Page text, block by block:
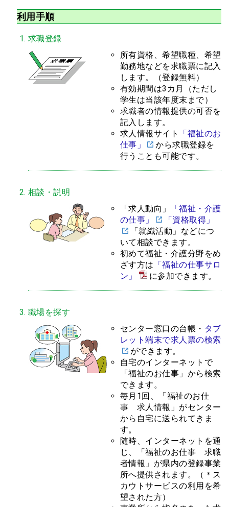
利用手順
求職登録
所有資格、希望職種、希望
勤務地などを求職票に記入
します。（登録無料）
有効期間は3カ月（ただし
学生は当該年度末まで）
求職者の情報提供の可否を
記入します。
求人情報サイト
「福祉のお
仕事」
から求職登録を
行うことも可能です。
相談・説明
「求人動向」
「福祉・介護
の仕事」
「資格取得」
「就織活動」などにつ
いて相談できます。
初めて福祉・介護分野をめ
ざす方は 「福祉の仕事サロ
ン」
に参加できます。
職場を探す
センター窓口の台帳・ タブ
レット端末で求人票の検索
ができます。
自宅のインターネットで
「福祉のお仕事」から検索
できます。
毎月1回、「福祉のお仕
事 求人情報」がセンター
から自宅に送られてきま
す。
随時、インターネットを通
じ、「福祉のお仕事 求職
者情報」が県内の登録事業
所へ提供されます。（＊ス
カウトサービスの利用を希
望された方）